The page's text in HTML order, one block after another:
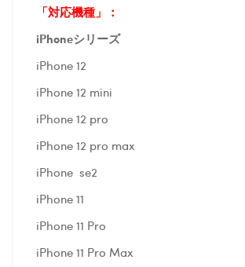
「対応機種」：
iPhoneシリーズ
iPhone 12
iPhone 12 mini
iPhone 12 pro
iPhone 12 pro max
iPhone se2
iPhone 11
iPhone 11 Pro
iPhone 11 Pro Max